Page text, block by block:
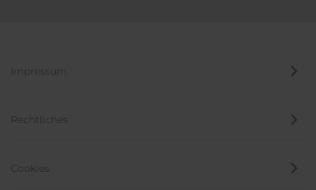
Impressum
Rechtliches
Cookies